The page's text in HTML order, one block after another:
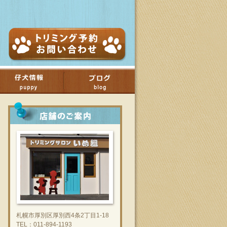
札幌市厚別区厚別西4条2丁目1-18
TEL：011-894-1193